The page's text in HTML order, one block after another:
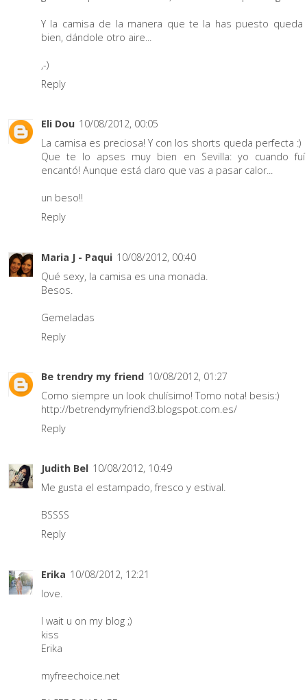
Y la camisa de la manera que te la has puesto queda
bien, dándole otro aire...
,-)
Reply
Eli Dou 10/08/2012, 00:05
La camisa es preciosa! Y con los shorts queda perfecta :)
Que te lo apses muy bien en Sevilla: yo cuando
encantó! Aunque está claro que vas a pasar calor...
un beso!!
Reply
Maria J - Paqui 10/08/2012, 00:40
Qué sexy, la camisa es una monada.
Besos.
Gemeladas
Reply
Be trendry my friend 10/08/2012, 01:27
Como siempre un look chulísimo! Tomo nota! besis:)
http://betrendymyfriend3.blogspot.com.es/
Reply
Judith Bel 10/08/2012, 10:49
Me gusta el estampado, fresco y estival.
BSSSS
Reply
Erika 10/08/2012, 12:21
love.
I wait u on my blog ;)
kiss
Erika
myfreechoice.net